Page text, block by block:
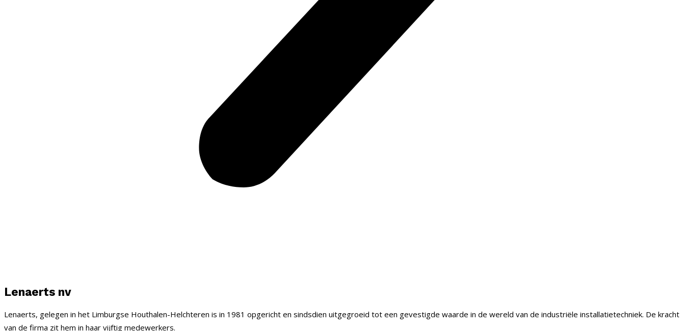
Lenaerts nv
Lenaerts, gelegen in het Limburgse Houthalen-Helchteren is in 1981 opgericht en sindsdien uitgegroeid tot een gevestigde waarde in de wereld van de industriële installatietechniek. De kracht
van de firma zit hem in haar vijftig medewerkers.